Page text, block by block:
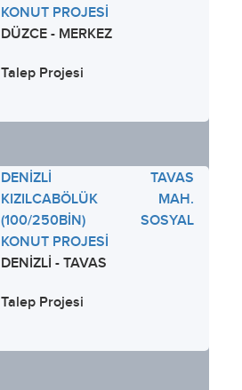
KONUT PROJESİ
DÜZCE - MERKEZ
Talep Projesi
DENİZLİ TAVAS
KIZILCABÖLÜK MAH.
(100/250BİN) SOSYAL
KONUT PROJESİ
DENİZLİ - TAVAS
Talep Projesi